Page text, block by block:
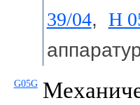
39/04, H
G05G